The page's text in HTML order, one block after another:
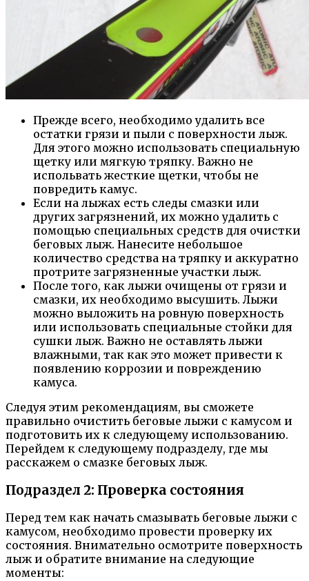
Прежде всего, необходимо удалить все
остатки грязи и пыли с поверхности лыж.
Для этого можно использовать специальную
щетку или мягкую тряпку. Важно не
испольвать жесткие щетки, чтобы не
повредить камус.
Если на лыжах есть следы смазки или
других загрязнений, их можно удалить с
помощью специальных средств для очистки
беговых лыж. Нанесите небольшое
количество средства на тряпку и аккуратно
протрите загрязненные участки лыж.
После того, как лыжи очищены от грязи и
смазки, их необходимо высушить. Лыжи
можно выложить на ровную поверхность
или использовать специальные стойки для
сушки лыж. Важно не оставлять лыжи
влажными, так как это может привести к
появлению коррозии и повреждению
камуса.
Следуя этим рекомендациям, вы сможете
правильно очистить беговые лыжи с камусом и
подготовить их к следующему использованию.
Перейдем к следующему подразделу, где мы
расскажем о смазке беговых лыж.
Подраздел 2: Проверка состояния
Перед тем как начать смазывать беговые лыжи с
камусом, необходимо провести проверку их
состояния. Внимательно осмотрите поверхность
лыж и обратите внимание на следующие
моменты: